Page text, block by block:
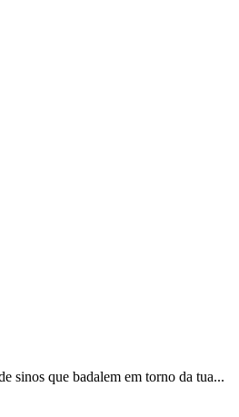
sinos que badalem em torno da tua...